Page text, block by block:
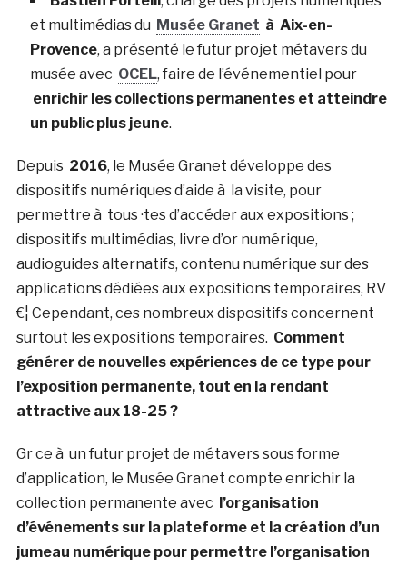
et multimédias du Musée Granet à Aix-en-
Provence, a présenté le futur projet métavers du
musée avec OCEL, faire de l’événementiel pour
enrichir les collections permanentes et atteindre
un public plus jeune.
Depuis 2016, le Musée Granet développe des
dispositifs numériques d’aide à la visite, pour
permettre à tous ·tes d’accéder aux expositions ;
dispositifs multimédias, livre d’or numérique,
audioguides alternatifs, contenu numérique sur des
applications dédiées aux expositions temporaires, RV
€¦ Cependant, ces nombreux dispositifs concernent
surtout les expositions temporaires. Comment
générer de nouvelles expériences de ce type pour
l’exposition permanente, tout en la rendant
attractive aux 18-25 ?
Gr ce à un futur projet de métavers sous forme
d’application, le Musée Granet compte enrichir la
collection permanente avec l’organisation
d’événements sur la plateforme et la création d’un
jumeau numérique pour permettre l’organisation